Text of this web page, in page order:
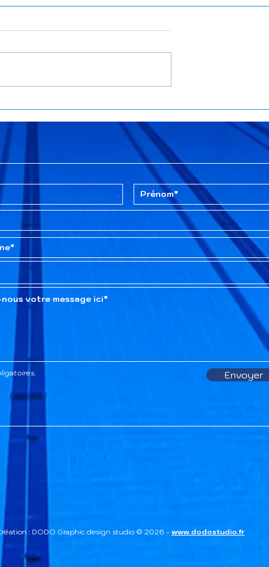
d'Europe en
lundi 10
termine et celle-ci a été
bien remplie.
Envoyer
: DODO Graphic design studio © 2026 - www.dodostudio.fr